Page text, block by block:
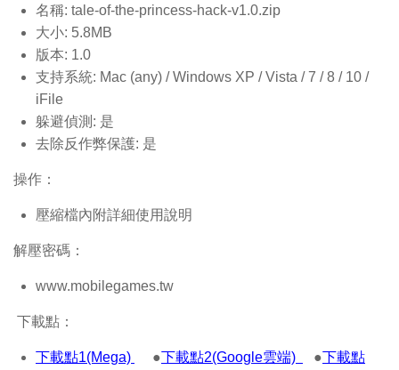
名稱: tale-of-the-princess-hack-v1.0.zip
大小: 5.8MB
版本: 1.0
支持系統: Mac (any) / Windows XP / Vista / 7 / 8 / 10 /
iFile
躲避偵測: 是
去除反作弊保護: 是
操作：
壓縮檔內附詳細使用說明
解壓密碼：
www.mobilegames.tw
下載點：
下載點1(Mega) ●下載點2(Google雲端) ●下載點